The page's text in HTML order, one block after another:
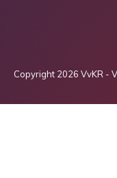
Copyright 2026 VvKR -